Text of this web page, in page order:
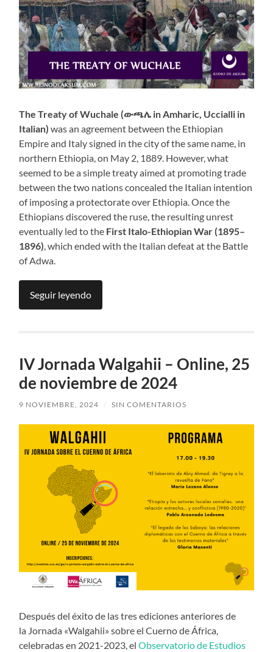
The Treaty of Wuchale (ውጫሌ in Amharic, Uccialli in
Italian) was an agreement between the Ethiopian
Empire and Italy signed in the city of the same name, in
northern Ethiopia, on May 2, 1889. However, what
seemed to be a simple treaty aimed at promoting trade
between the two nations concealed the Italian intention
of imposing a protectorate over Ethiopia. Once the
Ethiopians discovered the ruse, the resulting unrest
eventually led to the First Italo-Ethiopian War (1895–
1896) , which ended with the Italian defeat at the Battle
of Adwa.
Seguir leyendo
IV Jornada Walgahii – Online, 25
de noviembre de 2024
9 NOVIEMBRE, 2024 / SIN COMENTARIOS
Después del éxito de las tres ediciones anteriores de
la Jornada «Walgahii» sobre el Cuerno de África,
celebradas en 2021-2023, elObservatorio de Estudios